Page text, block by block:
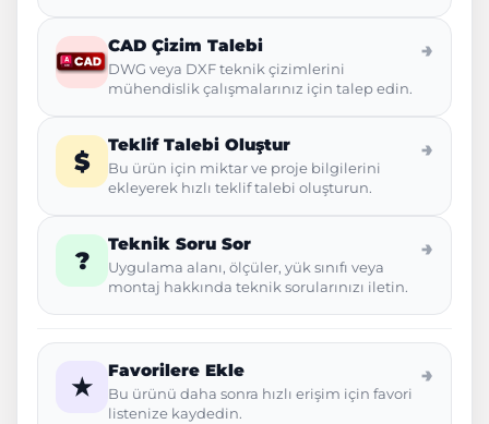
CAD Çizim Talebi
DWG veya DXF teknik çizimlerini
mühendislik çalışmalarınız için talep edin.
→
$
Teklif Talebi Oluştur
Bu ürün için miktar ve proje bilgilerini
ekleyerek hızlı teklif talebi oluşturun.
→
?
Teknik Soru Sor
Uygulama alanı, ölçüler, yük sınıfı veya
montaj hakkında teknik sorularınızı iletin.
→
★
Favorilere Ekle
Bu ürünü daha sonra hızlı erişim için favori
listenize kaydedin.
→